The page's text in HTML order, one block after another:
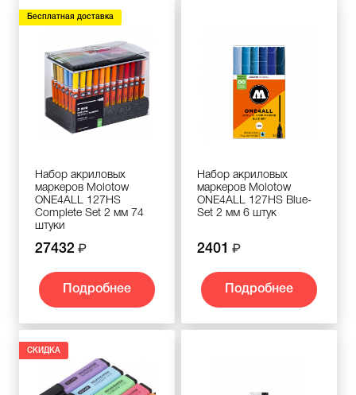
Бесплатная доставка
Набор акриловых
маркеров Molotow
ONE4ALL 127HS
Complete Set 2 мм 74
штуки
27432
Подробнее
Набор акриловых
маркеров Molotow
ONE4ALL 127HS Blue-
Set 2 мм 6 штук
2401
Подробнее
СКИДКА